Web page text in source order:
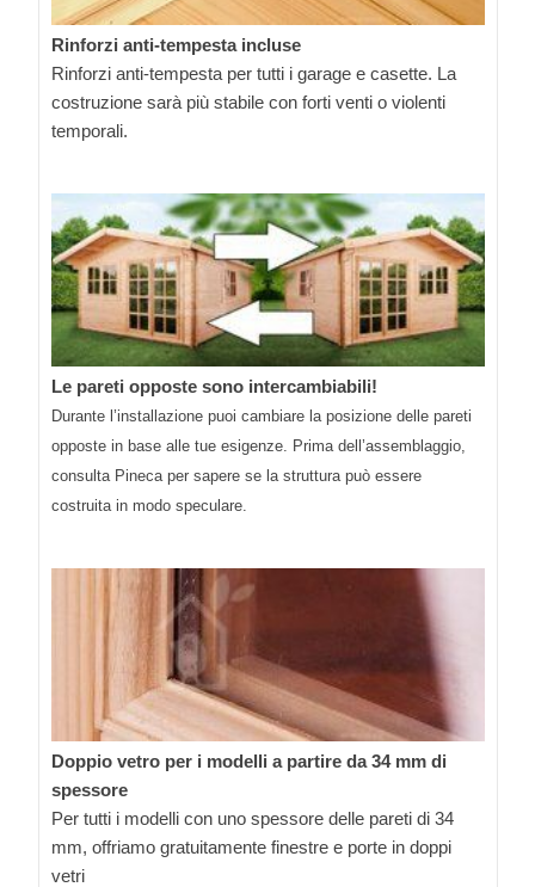
Rinforzi anti-tempesta incluse
Rinforzi anti-tempesta per tutti i garage e casette. La
costruzione sarà più stabile con forti venti o violenti
temporali.
Le pareti opposte sono intercambiabili!
Durante l’installazione puoi cambiare la posizione delle pareti
opposte in base alle tue esigenze. Prima dell’assemblaggio,
consulta Pineca per sapere se la struttura può essere
costruita in modo speculare.
Doppio vetro per i modelli a partire da 34 mm di
spessore
Per tutti i modelli con uno spessore delle pareti di 34
mm, offriamo gratuitamente finestre e porte in doppi
vetri